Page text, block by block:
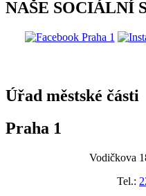
NAŠE SOCIÁLNÍ
Úřad městské části
Praha 1
Vodičkova
Tel.: